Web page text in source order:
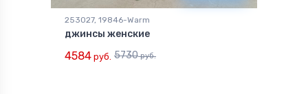
253027, 19846-Warm
джинсы женские
4584 руб. 5730руб.